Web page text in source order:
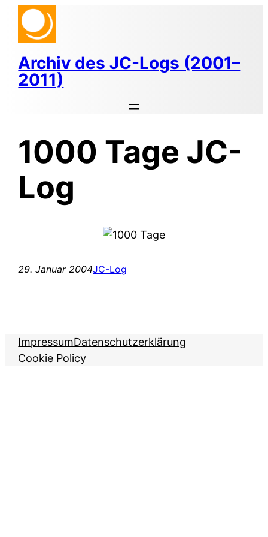
Zum
Inhalt
springen
Archiv des JC-Logs (2001–
2011)
1000 Tage JC-
Log
29. Januar 2004JC-Log
ImpressumDatenschutzerklärung
Cookie Policy